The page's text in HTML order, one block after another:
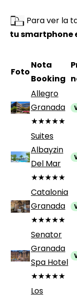
Para ver la
tu smartphone
Foto
Nota
Booking
Allegro
Granada
★★★★★
Suites
Albayzin
Del Mar
★★★★★
Catalonia
Granada
★★★★★
Senator
Granada
Spa Hotel
★★★★★
Los